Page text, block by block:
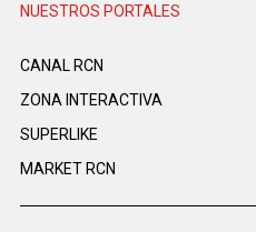
NUESTROS PORTALES
CANAL RCN
ZONA INTERACTIVA
SUPERLIKE
MARKET RCN